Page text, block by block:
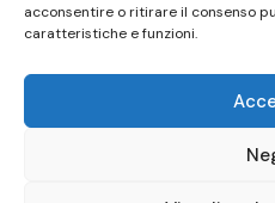
acconsentire o ritirare il consenso
caratteristiche e funzioni.
Firenze - SEO BY